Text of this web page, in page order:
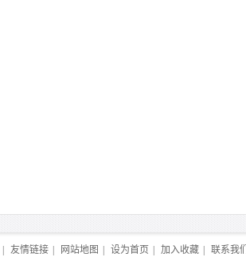
友情链接 网站地图 设为首页 加入收藏 联系我们